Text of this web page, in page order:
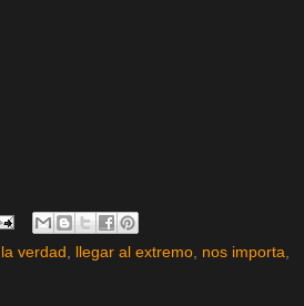
la verdad , llegar al extremo, nos importa,